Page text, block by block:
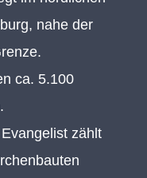
nahe der
ca. 5.100
zählt